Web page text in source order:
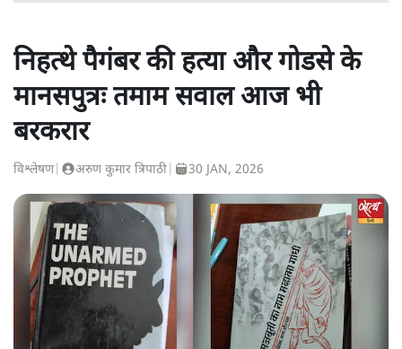
निहत्थे पैगंबर की हत्या और गोडसे के
मानसपुत्रः तमाम सवाल आज भी
बरकरार
विश्लेषण| अरुण कुमार त्रिपाठी 30 JAN, 2026